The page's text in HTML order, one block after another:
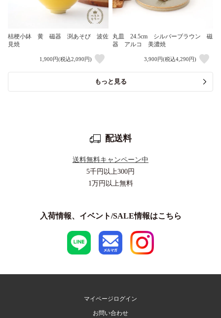
桔梗小鉢 黄 磁器 渕あそび 波佐
見焼
1,900円(税込2,090円)
丸皿 24.5cm シルバーブラウン 磁
器 アルコ 美濃焼
3,900円(税込4,290円)
もっと見る
配送料
送料無料キャンペーン中
5千円以上300円
1万円以上無料
入荷情報、イベント/SALE情報はこちら
マイページログイン
お問い合わせ